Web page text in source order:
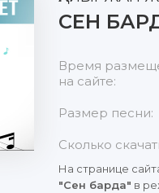
СЕН
Время
на сайте:
Размер песни:
Сколько
На странице
"Сен барда" в